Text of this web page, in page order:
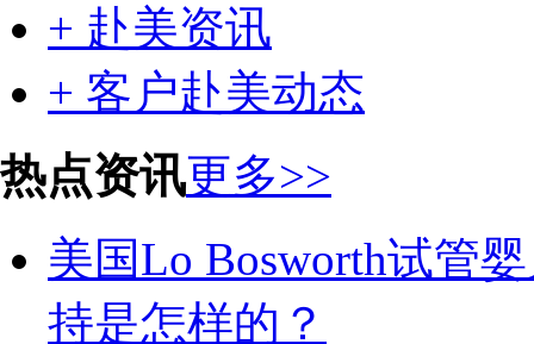
+ 赴美资讯
+ 客户赴美动态
热点资讯更多>>
美国Lo Bosworth试管
持是怎样的？